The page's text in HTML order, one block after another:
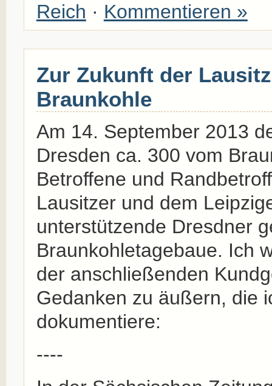
Reich · Kommentieren »
Zur Zukunft der
Braunkohle
Am 14. September 2013
Dresden ca. 300 vom
Betroffene und
Lausitzer und dem
unterstützende Dresdner
Braunkohletagebaue. Ich
der anschließenden
Gedanken zu äußern, die
dokumentiere:
----